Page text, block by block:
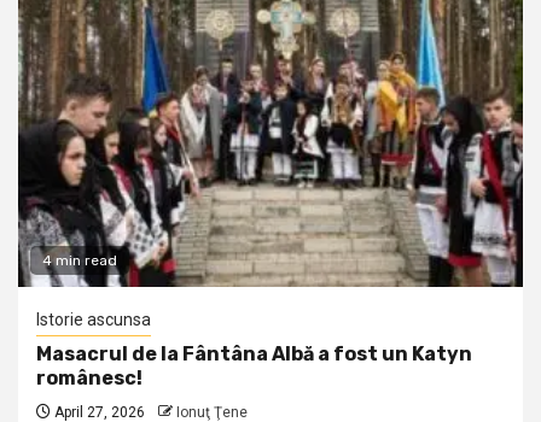
4 min read
Istorie ascunsa
Masacrul de la Fântâna Albă a fost un Katyn
românesc!
April 27, 2026 Ionuţ Ţene